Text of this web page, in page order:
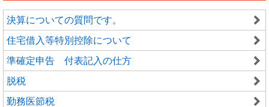
決算についての質問です。
住宅借入等特別控除について
準確定申告 付表記入の仕方
脱税
勤務医節税